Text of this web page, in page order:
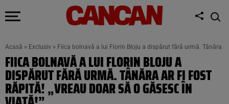
Acasă » Exclusiv » Fiica bolnavă a lui Florin Bloju a dispărut fără urmă. Tânăra
FIICA BOLNAVĂ A LUI FLORIN BLOJU A
DISPĂRUT FĂRĂ URMĂ. TÂNĂRA AR FI FOST
RĂPITĂ! „VREAU DOAR SĂ O GĂSESC ÎN